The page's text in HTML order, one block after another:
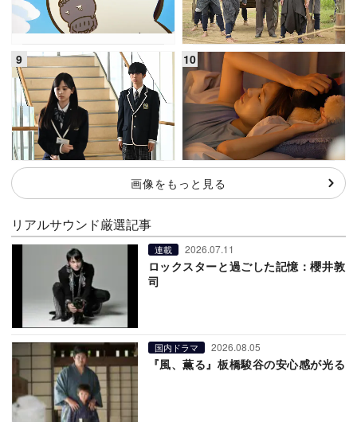
画像をもっと見る
リアルサウンド厳選記事
連載 2026.07.11
ロックスターと過ごした記憶：櫻井敦
司
国内ドラマ 2026.08.05
『風、薫る』板橋駿谷の安心感が光る